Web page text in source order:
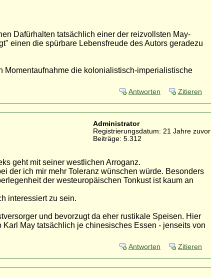
Dafürhalten tatsächlich einer der reizvollsten May-
einen die spürbare Lebensfreude des Autors geradezu
Momentaufnahme die kolonialistisch-imperialistische
Antworten Zitieren
Administrator
Registrierungsdatum: 21 Jahre zuvor
Beiträge: 5.312
geht mit seiner westlichen Arroganz.
der ich mir mehr Toleranz wünschen würde. Besonders
der westeuropäischen Tonkust ist kaum an
interessiert zu sein.
und bevorzugt da eher rustikale Speisen. Hier
May tatsächlich je chinesisches Essen - jenseits von
Antworten Zitieren